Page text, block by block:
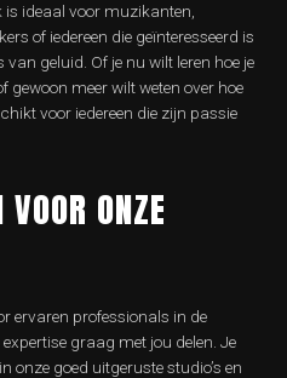
ideaal voor muzikanten,
of iedereen die geïnteresseerd is
geluid. Of je nu wilt leren hoe je
meer wilt weten over hoe
voor iedereen die zijn passie
ONZE
ervaren professionals in de
graag met jou delen. Je
onze goed uitgeruste studio’s en